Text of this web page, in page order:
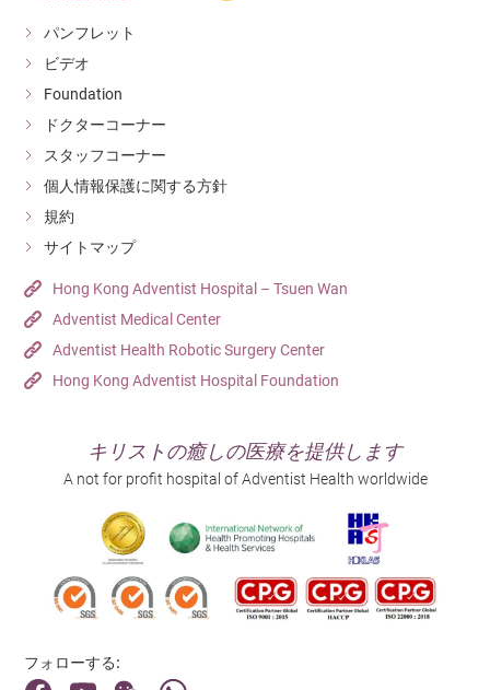
パンフレット
ビデオ
Foundation
ドクターコーナー
スタッフコーナー
個人情報保護に関する方針
規約
サイトマップ
Hong Kong Adventist Hospital – Tsuen Wan
Adventist Medical Center
Adventist Health Robotic Surgery Center
Hong Kong Adventist Hospital Foundation
キリストの癒しの医療を提供します
A not for profit hospital of Adventist Health worldwide
フォローする: